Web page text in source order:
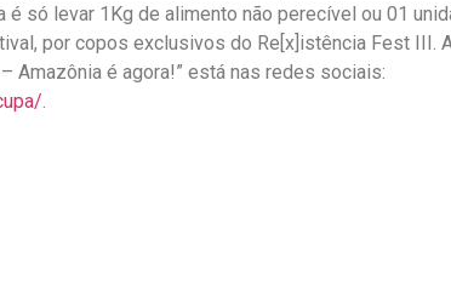
é só levar 1Kg de alimento não perecível ou 01
por copos exclusivos do Re[x]istência Fest III.
Amazônia é agora!” está nas redes sociais: